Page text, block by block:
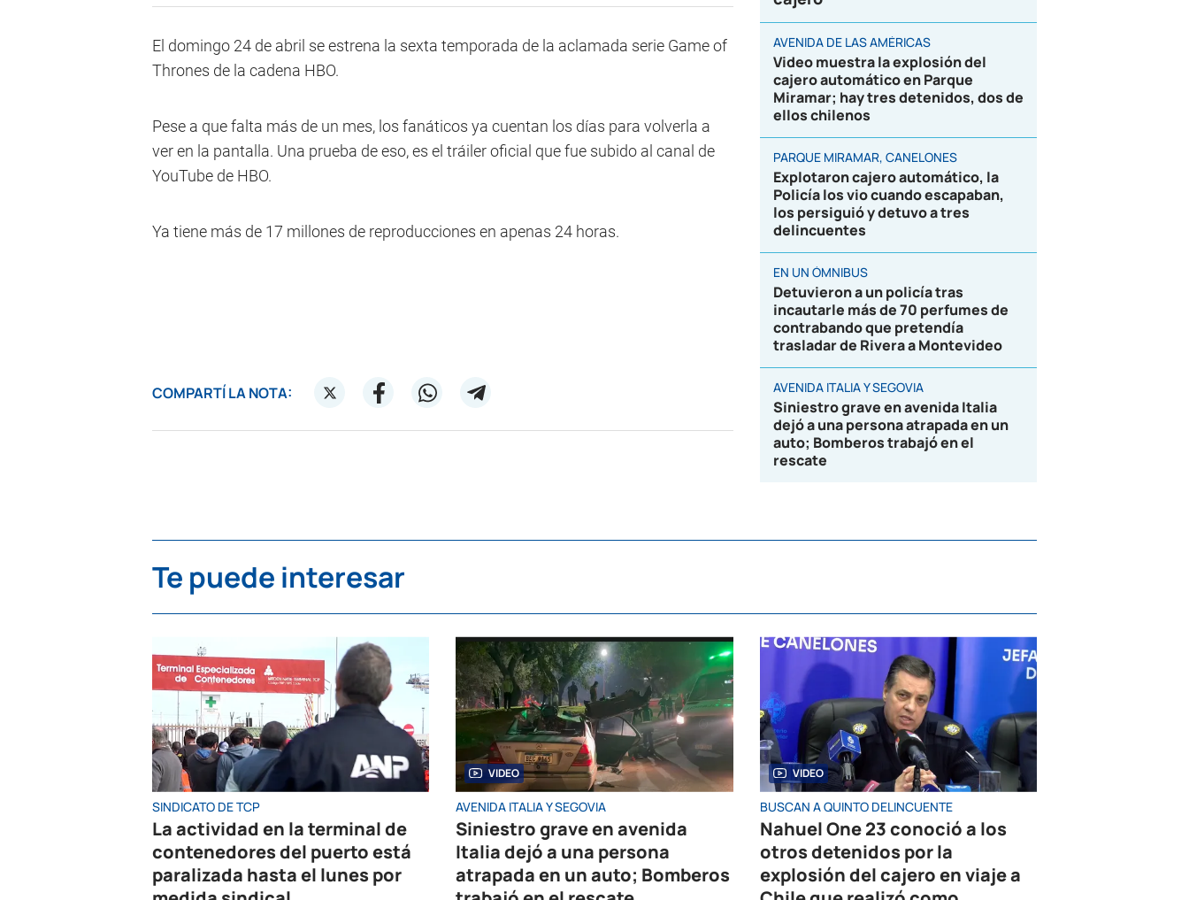
El domingo 24 de abril se estrena la sexta temporada de la aclamada serie Game of
Thrones de la cadena HBO.
Pese a que falta más de un mes, los fanáticos ya cuentan los días para volverla a
ver en la pantalla. Una prueba de eso, es el tráiler oficial que fue subido al canal de
YouTube de HBO.
Ya tiene más de 17 millones de reproducciones en apenas 24 horas.
COMPARTÍ LA NOTA:
AVENIDA DE LAS AMÉRICAS
Video muestra la explosión del
cajero automático en Parque
Miramar; hay tres detenidos, dos de
ellos chilenos
PARQUE MIRAMAR, CANELONES
Explotaron cajero automático, la
Policía los vio cuando escapaban,
los persiguió y detuvo a tres
delincuentes
EN UN ÓMNIBUS
Detuvieron a un policía tras
incautarle más de 70 perfumes de
contrabando que pretendía
trasladar de Rivera a Montevideo
AVENIDA ITALIA Y SEGOVIA
Siniestro grave en avenida Italia
dejó a una persona atrapada en un
auto; Bomberos trabajó en el
rescate
Te puede interesar
SINDICATO DE TCP
La actividad en la terminal de
contenedores del puerto está
paralizada hasta el lunes por
VIDEO
AVENIDA ITALIA Y SEGOVIA
Siniestro grave en avenida
Italia dejó a una persona
atrapada en un auto; Bomberos
VIDEO
BUSCAN A QUINTO DELINCUENTE
Nahuel One 23 conoció a los
otros detenidos por la
explosión del cajero en viaje a